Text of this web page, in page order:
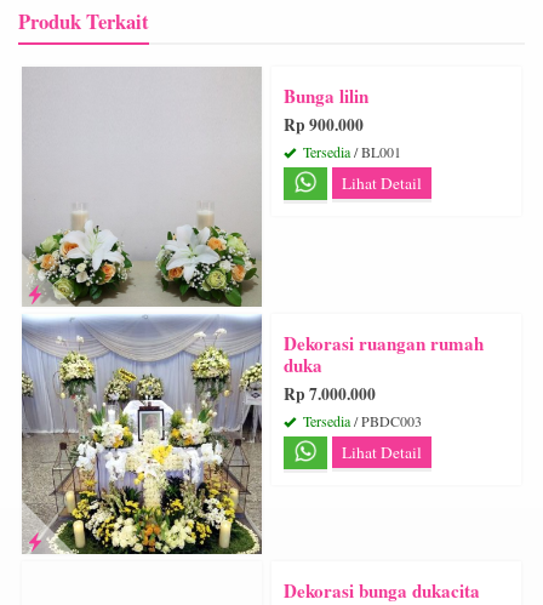
Produk Terkait
Bunga lilin
Rp 900.000
Tersedia/ BL001
Lihat Detail
Dekorasi ruangan rumah
duka
Rp 7.000.000
Tersedia/ PBDC003
Lihat Detail
Dekorasi bunga dukacita